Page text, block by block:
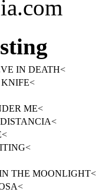
IN DEATH<
ME<
THE MOONLIGHT<